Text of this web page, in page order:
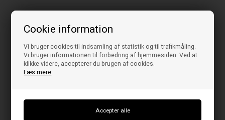
Cookie information
Vi bruger cookies til indsamling af statistik og til trafikmåling.
Vi bruger informationen til forbedring af hjemmesiden. Ved at
klikke videre, accepterer du brugen af cookies.
Læs mere